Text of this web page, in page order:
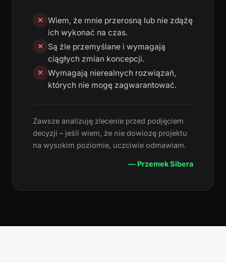
✕ Wiem, że mnie przerosną lub nie zdążę
ich wykonać na czas.
✕
Są źle przemyślane i wymagają
ciągłych zmian koncepcji.
✕ Wymagają nierealnych rozwiązań,
których nie mogę zagwarantować.
Zawsze analizuję zlecenie przed podjęciem
decyzji – jeśli wiem, że nie dowiozę projektu
na wysokim poziomie, uczciwie odmawiam.
— Przemek Sibera